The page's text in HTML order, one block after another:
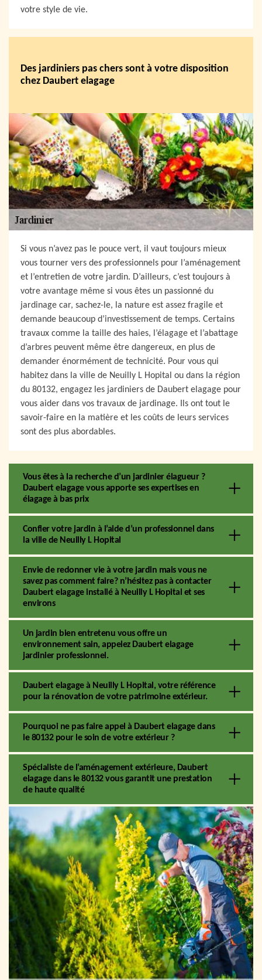
votre style de vie.
Des jardiniers pas chers sont à votre disposition
chez Daubert elagage
Si vous n’avez pas le pouce vert, il vaut toujours mieux
vous tourner vers des professionnels pour l’aménagement
et l’entretien de votre jardin. D’ailleurs, c’est toujours à
votre avantage même si vous êtes un passionné du
jardinage car, sachez-le, la nature est assez fragile et
demande beaucoup d’investissement de temps. Certains
travaux comme la taille des haies, l’élagage et l’abattage
d’arbres peuvent même être dangereux, en plus de
demander énormément de technicité. Pour vous qui
habitez dans la ville de Neuilly L Hopital ou dans la région
du 80132, engagez les jardiniers de Daubert elagage pour
vous aider dans vos travaux de jardinage. Ils ont tout le
savoir-faire en la matière et les coûts de leurs services
sont des plus abordables.
Vous êtes à la recherche d’un jardinier élagueur ?
Daubert elagage vous apporte ses expertises en
élagage à bas prix
Confier votre jardin à l’aide d’un professionnel dans
la ville de Neuilly L Hopital
Envie de redonner vie à votre jardin mais vous ne
savez pas comment faire? n’hésitez pas à contacter
Daubert elagage installé à Neuilly L Hopital et ses
environs
Un jardin bien entretenu vous offre un
environnement sain, appelez Daubert elagage
jardinier professionnel.
Daubert elagage à Neuilly L Hopital, votre référence
pour la rénovation de votre patrimoine extérieur.
Pourquoi ne pas faire appel à Daubert elagage dans
le 80132 pour le soin de votre extérieur ?
Spécialiste de l’aménagement extérieure, Daubert
elagage dans le 80132 vous garantit une prestation
de haute qualité